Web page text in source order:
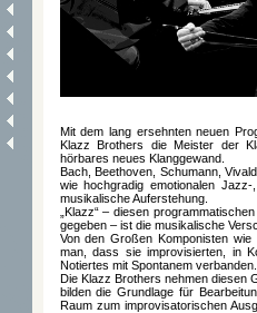
Mit dem lang ersehnten neuen
Klazz Brothers die Meister der
hörbares neues Klanggewand.
Bach, Beethoven, Schumann,
wie hochgradig emotionalen
musikalische Auferstehung.
„Klazz“ – diesen
gegeben – ist die musikalische
Von den Großen Komponisten
man, dass sie improvisierten, in
Notiertes mit Spontanem verbanden.
Die Klazz Brothers nehmen diesen
bilden die Grundlage für
Raum zum improvisatorischen